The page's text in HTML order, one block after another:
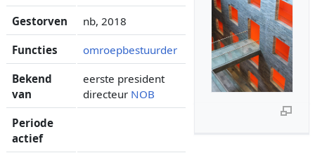
Gestorven nb, 2018
Functies omroepbestuurder
Bekend
van
eerste president
directeur NOB
Periode
actief